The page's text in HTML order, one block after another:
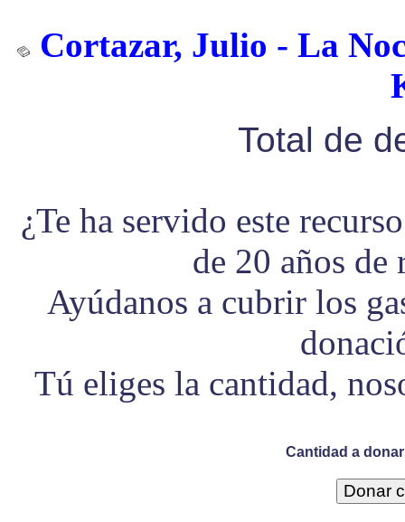
Cortazar, Julio - La
Total de
¿Te ha servido este
de 20 años
Ayúdanos a cubrir los
Tú eliges la cantidad,
Cantidad a